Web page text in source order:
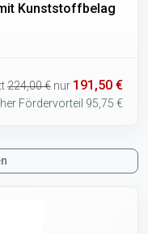
Kunststoffbelag
224,00 € nur 191,50 €
Fördervorteil 95,75 €